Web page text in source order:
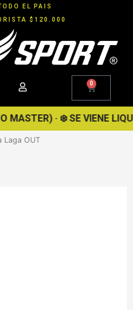
EL PAIS
$120.000
0 Cart
· ❄️ SE VIENE
Laga OUT